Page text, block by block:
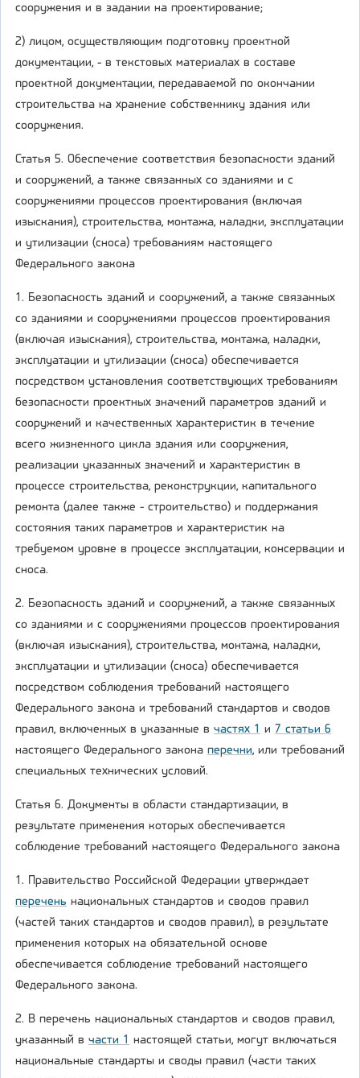
сооружения и в задании на проектирование;
2) лицом, осуществляющим подготовку проектной
документации, - в текстовых материалах в составе
проектной документации, передаваемой по окончании
строительства на хранение собственнику здания или
сооружения.
Статья 5. Обеспечение соответствия безопасности зданий
и сооружений, а также связанных со зданиями и с
сооружениями процессов проектирования (включая
изыскания), строительства, монтажа, наладки, эксплуатации
и утилизации (сноса) требованиям настоящего
Федерального закона
1. Безопасность зданий и сооружений, а также связанных
со зданиями и сооружениями процессов проектирования
(включая изыскания), строительства, монтажа, наладки,
эксплуатации и утилизации (сноса) обеспечивается
посредством установления соответствующих требованиям
безопасности проектных значений параметров зданий и
сооружений и качественных характеристик в течение
всего жизненного цикла здания или сооружения,
реализации указанных значений и характеристик в
процессе строительства, реконструкции, капитального
ремонта (далее также - строительство) и поддержания
состояния таких параметров и характеристик на
требуемом уровне в процессе эксплуатации, консервации и
сноса.
2. Безопасность зданий и сооружений, а также связанных
со зданиями и с сооружениями процессов проектирования
(включая изыскания), строительства, монтажа, наладки,
эксплуатации и утилизации (сноса) обеспечивается
посредством соблюдения требований настоящего
Федерального закона и требований стандартов и сводов
правил, включенных в указанные в частях 1 и 7 статьи 6
настоящего Федерального закона перечни, или требований
специальных технических условий.
Статья 6. Документы в области стандартизации, в
результате применения которых обеспечивается
соблюдение требований настоящего Федерального закона
1. Правительство Российской Федерации утверждает
перечень национальных стандартов и сводов правил
(частей таких стандартов и сводов правил), в результате
применения которых на обязательной основе
обеспечивается соблюдение требований настоящего
Федерального закона.
2. В перечень национальных стандартов и сводов правил,
указанный в части 1 настоящей статьи, могут включаться
национальные стандарты и своды правил (части таких